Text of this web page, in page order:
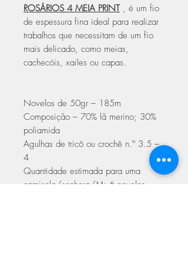
ROSÁRIOS 4 MEIA PRINT, é um fio
de espessura fina ideal para realizar
trabalhos que necessitam de um fio
mais delicado, como meias,
cachecóis, xailes ou capas.
Novelos de 50gr – 185m
Composição – 70% lã merino; 30%
poliamida
Agulhas de tricô ou crochê n.º 3.5 –
4
Quantidade estimada para uma
camisola/senhora/M: 6 novelos